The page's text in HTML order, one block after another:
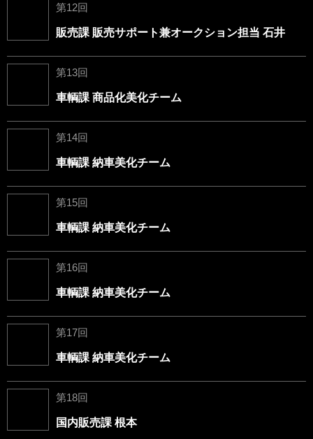
第12回
販売課 販売サポート兼オークション担当 石井
第13回
車輌課 商品化美化チーム
第14回
車輌課 納車美化チーム
第15回
車輌課 納車美化チーム
第16回
車輌課 納車美化チーム
第17回
車輌課 納車美化チーム
第18回
国内販売課 根本